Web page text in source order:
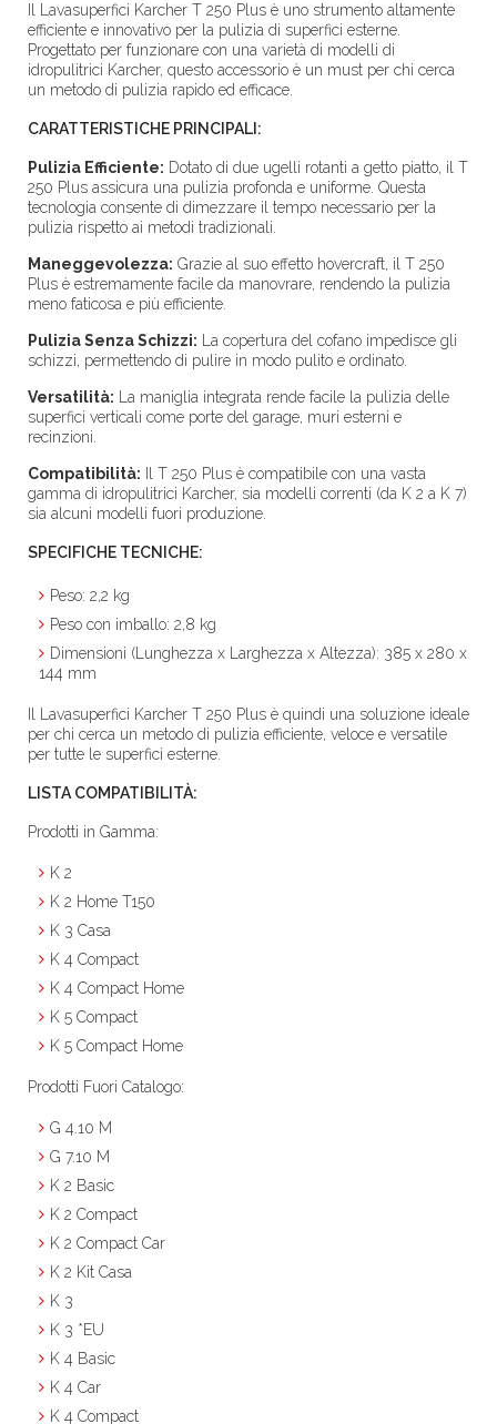
Il Lavasuperfici Karcher T 250 Plus è uno strumento altamente
efficiente e innovativo per la pulizia di superfici esterne.
Progettato per funzionare con una varietà di modelli di
idropulitrici Karcher, questo accessorio è un must per chi cerca
un metodo di pulizia rapido ed efficace.
CARATTERISTICHE PRINCIPALI:
Pulizia Efficiente: Dotato di due ugelli rotanti a getto piatto, il T
250 Plus assicura una pulizia profonda e uniforme. Questa
tecnologia consente di dimezzare il tempo necessario per la
pulizia rispetto ai metodi tradizionali.
Maneggevolezza: Grazie al suo effetto hovercraft, il T 250
Plus è estremamente facile da manovrare, rendendo la pulizia
meno faticosa e più efficiente.
Pulizia Senza Schizzi: La copertura del cofano impedisce gli
schizzi, permettendo di pulire in modo pulito e ordinato.
Versatilità: La maniglia integrata rende facile la pulizia delle
superfici verticali come porte del garage, muri esterni e
recinzioni.
Compatibilità: Il T 250 Plus è compatibile con una vasta
gamma di idropulitrici Karcher, sia modelli correnti (da K 2 a K 7)
sia alcuni modelli fuori produzione.
SPECIFICHE TECNICHE:
Peso: 2,2 kg
Peso con imballo: 2,8 kg
Dimensioni (Lunghezza x Larghezza x Altezza): 385 x 280 x
144 mm
Il Lavasuperfici Karcher T 250 Plus è quindi una soluzione ideale
per chi cerca un metodo di pulizia efficiente, veloce e versatile
per tutte le superfici esterne.
LISTA COMPATIBILITÀ:
Prodotti in Gamma:
K 2
K 2 Home T150
K 3 Casa
K 4 Compact
K 4 Compact Home
K 5 Compact
K 5 Compact Home
Prodotti Fuori Catalogo:
G 4.10 M
G 7.10 M
K 2 Basic
K 2 Compact
K 2 Compact Car
K 2 Kit Casa
K 3
K 3 *EU
K 4 Basic
K 4 Car
K 4 Compact